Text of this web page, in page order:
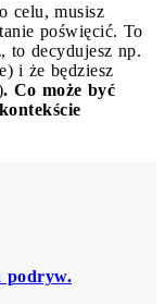
celu, musisz
poświęcić. To
to decydujesz np.
i że będziesz
. Co może być
podryw.